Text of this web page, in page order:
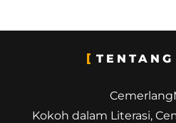
Kokoh dalam Literasi,